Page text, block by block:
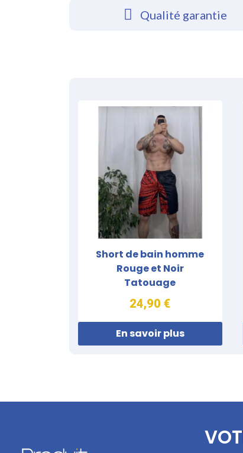
Qualité garantie
Short de bain homme
Rouge et Noir
Tatouage
24,90 €
En savoir plus